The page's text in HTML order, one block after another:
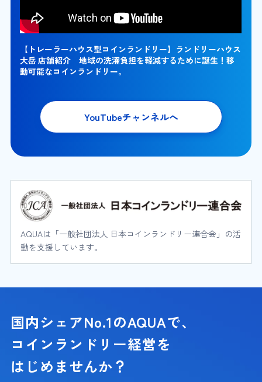
【トレーラーハウス型コインランドリー】ランドリーハウス
大岳 店舗紹介 地域の洗濯負担を軽減するために誕生！移
動可能なコインランドリー。
YouTubeチャンネルへ
AQUAは「一般社団法人 日本コインランドリー連合会」の活
動を支援しています。
国内シェアNo.1のAQUAで、
コインランドリー経営を
はじめませんか？